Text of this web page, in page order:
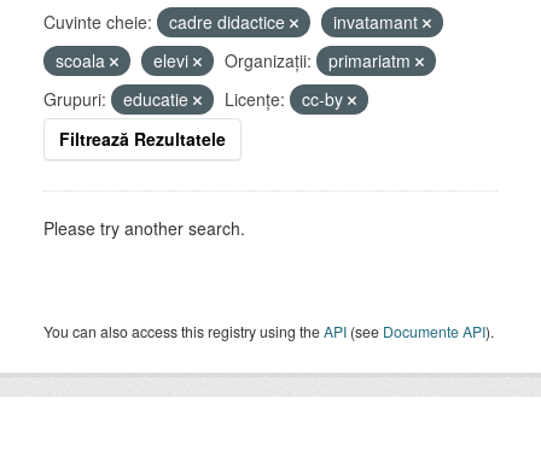
Cuvinte cheie: cadre didactice
invatamant
scoala
elevi Organizații:
primariatm
Grupuri:
educatie Licenţe:
cc-by
Filtrează Rezultatele
Please try another search.
You can also access this registry using theAPI (see Documente API).